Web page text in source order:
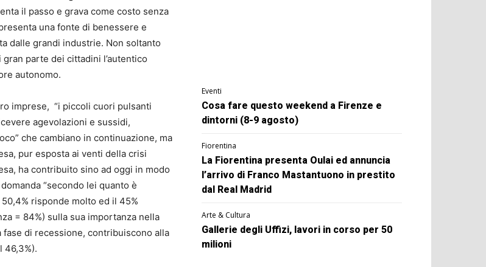
il passo e grava come costo senza
una fonte di benessere e
dalle grandi industrie. Non soltanto
parte dei cittadini l’autentico
autonomo.
imprese, “i piccoli cuori pulsanti
agevolazioni e sussidi,
che cambiano in continuazione, ma
pur esposta ai venti della crisi
ha contribuito sino ad oggi in modo
“secondo lei quanto è
risponde molto ed il 45%
= 84%) sulla sua importanza nella
di recessione, contribuiscono alla
46,3%).
Eventi
Cosa fare questo weekend a Firenze e
dintorni (8-9 agosto)
Fiorentina
La Fiorentina presenta Oulai ed annuncia
l’arrivo di Franco Mastantuono in prestito
dal Real Madrid
Arte & Cultura
Gallerie degli Uffizi, lavori in corso per 50
milioni